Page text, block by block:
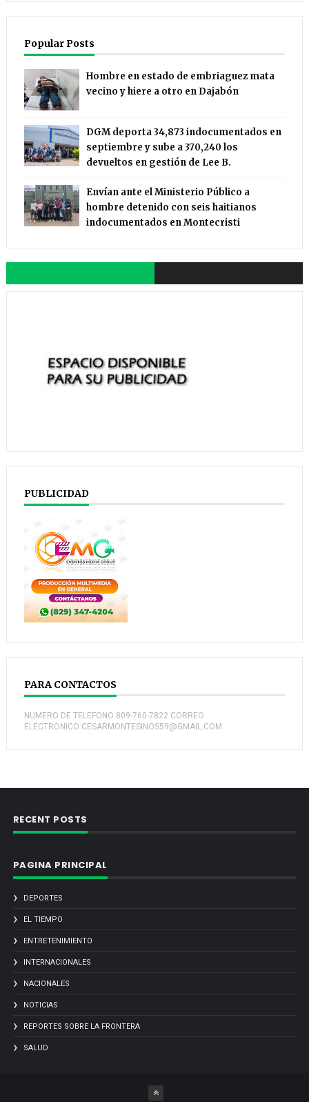
Popular Posts
Hombre en estado de embriaguez mata
vecino y hiere a otro en Dajabón
DGM deporta 34,873 indocumentados en
septiembre y sube a 370,240 los
devueltos en gestión de Lee B.
Envían ante el Ministerio Público a
hombre detenido con seis haitianos
indocumentados en Montecristi
PUBLICIDAD
PARA CONTACTOS
NUMERO DE TELEFONO:809-760-7822 CORREO
ELECTRONICO:CESARMONTESINOS59@GMAIL.COM
RECENT POSTS
PAGINA PRINCIPAL
DEPORTES
EL TIEMPO
ENTRETENIMIENTO
INTERNACIONALES
NACIONALES
NOTICIAS
REPORTES SOBRE LA FRONTERA
SALUD